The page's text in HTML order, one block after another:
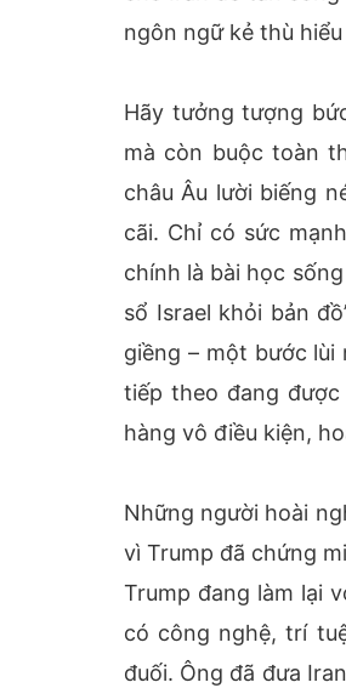
ngôn ngữ kẻ thù
Hãy tưởng tượng
mà còn buộc toàn
châu Âu lười biếng
cãi. Chỉ có sức
chính là bài học
sổ Israel khỏi bản
giềng – một bước lùi
tiếp theo đang
hàng vô điều kiện,
Những người hoài
vì Trump đã chứng
Trump đang làm lại
có công nghệ, trí
đuối. Ông đã đưa